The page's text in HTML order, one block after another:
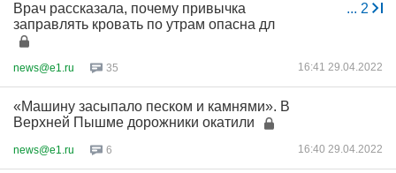
... 2
Врач рассказала, почему привычка
заправлять кровать по утрам опасна дл
news@e1.ru 35 16:41 29.04.2022
«Машину засыпало песком и камнями». В
Верхней Пышме дорожники окатили
news@e1.ru 6 16:40 29.04.2022